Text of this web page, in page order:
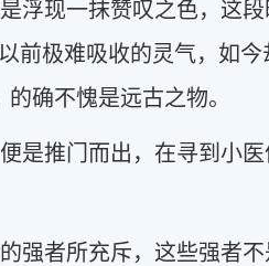
浮现一抹赞叹之色，这
前极难吸收的灵气，如
确不愧是远古之物。
是推门而出，在寻到小
强者所充斥，这些强者